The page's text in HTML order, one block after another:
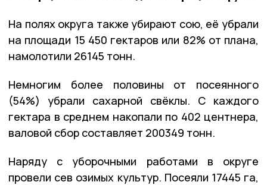
На полях округа также убирают сою, её убрали
на площади 15 450 гектаров или 82% от плана,
намолотили 26145 тонн.
Немногим более половины от посеянного
(54%) убрали сахарной свёклы. С каждого
гектара в среднем накопали по 402 центнера,
валовой сбор составляет 200349 тонн.
Наряду с уборочными работами в округе
провели сев озимых культур. Посеяли 17445 га,